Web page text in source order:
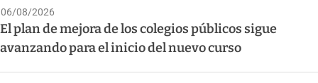
06/08/2026
El plan de mejora de los colegios públicos sigue
avanzando para el inicio del nuevo curso